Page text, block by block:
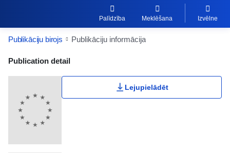
Palīdzība Meklēšana Izvēlne
Publikāciju birojs Publikāciju informācija
Publication Detail Actions Portlet
Publication detail
Lejupielādēt